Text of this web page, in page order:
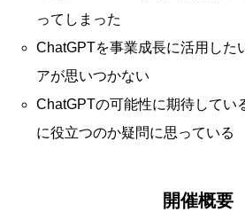
ってしまった
ChatGPTを事業成長に活用した
アが思いつかない
ChatGPTの可能性に期待してい
に役立つのか疑問に思っている
開催概要